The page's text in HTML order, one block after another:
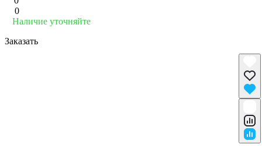
0
Наличие уточняйте
Заказать